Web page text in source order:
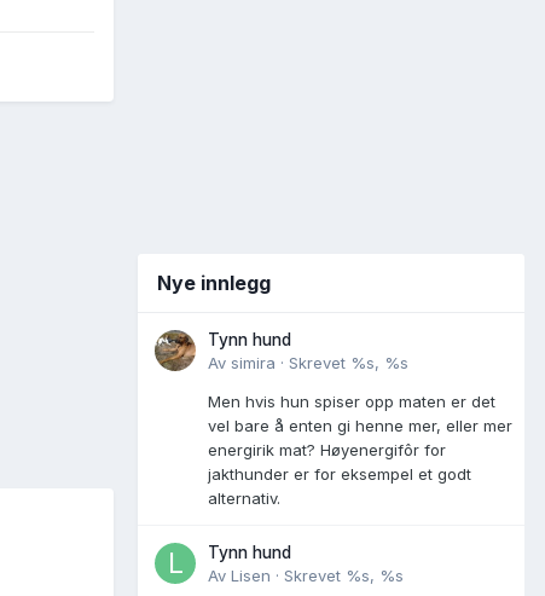
Nye innlegg
Tynn hund
Av simira · Skrevet %s, %s
Men hvis hun spiser opp maten er det
vel bare å enten gi henne mer, eller mer
energirik mat? Høyenergifôr for
jakthunder er for eksempel et godt
alternativ.
Tynn hund
Av Lisen · Skrevet %s, %s